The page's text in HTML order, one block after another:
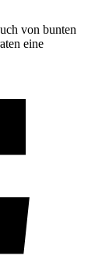
von bunten
eine